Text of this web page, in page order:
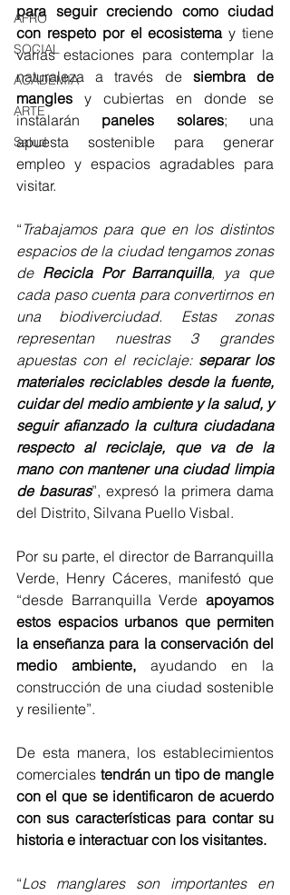
AFRO
SOCIAL
ACADEMIA
ARTE
Salud
para seguir creciendo como ciudad
con respeto por el ecosistema y tiene
varias estaciones para contemplar la
naturaleza a través de siembra de
mangles y cubiertas en donde se
instalarán paneles solares; una
apuesta sostenible para generar
empleo y espacios agradables para
visitar.
“ Trabajamos para que en los distintos
espacios de la ciudad tengamos zonas
de Recicla Por Barranquilla, ya que
cada paso cuenta para convertirnos en
una biodiverciudad. Estas zonas
representan nuestras 3 grandes
apuestas con el reciclaje: separar los
materiales reciclables desde la fuente,
cuidar del medio ambiente y la salud, y
seguir afianzado la cultura ciudadana
respecto al reciclaje, que va de la
mano con mantener una ciudad limpia
de basuras”, expresó la primera dama
del Distrito, Silvana Puello Visbal.
Por su parte, el director de Barranquilla
Verde, Henry Cáceres, manifestó que
“desde Barranquilla Verde apoyamos
estos espacios urbanos que permiten
la enseñanza para la conservación del
medio ambiente, ayudando en la
construcción de una ciudad sostenible
y resiliente”.
De esta manera, los establecimientos
comerciales tendrán un tipo de mangle
con el que se identificaron de acuerdo
con sus características para contar su
historia e interactuar con los visitantes.
“Los manglares son importantes en